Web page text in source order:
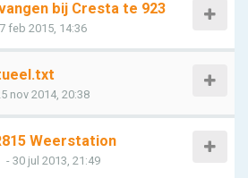
bij Cresta te 923
feb 2015, 14:36
nov 2014, 20:38
Weerstation
- 30 jul 2013, 21:49